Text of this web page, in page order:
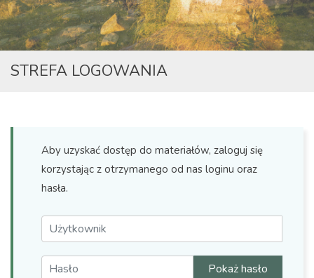
STREFA LOGOWANIA
Aby uzyskać dostęp do materiałów, zaloguj się
korzystając z otrzymanego od nas loginu oraz
hasła.
Pokaż hasło